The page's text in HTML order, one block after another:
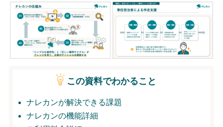
無料トライアル
ログイン
この資料でわかること
ナレカンが解決できる課題
ナレカンの機能詳細